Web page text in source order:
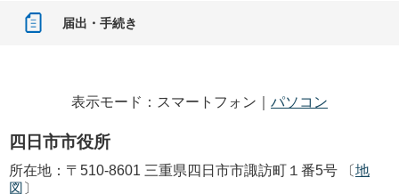
届出・手続き
表示モード：スマートフォン｜ パソコン
四日市市役所
所在地：〒510-8601 三重県四日市市諏訪町１番5号 〔地
図 〕